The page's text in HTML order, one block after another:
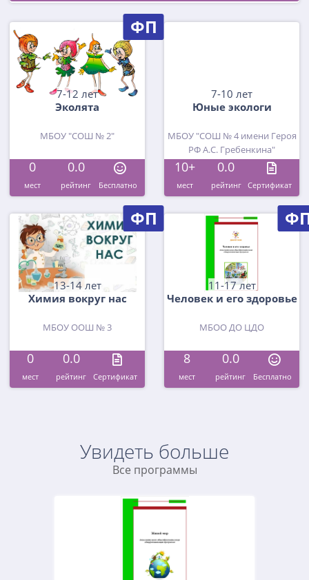
ФП
7-12 лет
Эколята
МБОУ "СОШ № 2"
0 0.0
мест рейтинг Бесплатно
7-10 лет
Юные экологи
МБОУ "СОШ № 4 имени Героя
РФ А.С. Гребенкина"
10+ 0.0
мест рейтинг Cертификат
ФП
13-14 лет
Химия вокруг нас
МБОУ ООШ № 3
0 0.0
мест рейтинг Cертификат
11-17 лет
Человек и его здоровье
МБОО ДО ЦДО
8 0.0
мест рейтинг Бесплатно
Увидеть больше
Все программы